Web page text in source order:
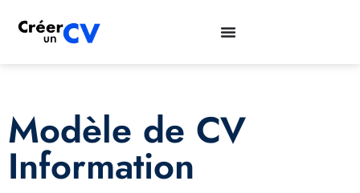
Modèle de CV
Information